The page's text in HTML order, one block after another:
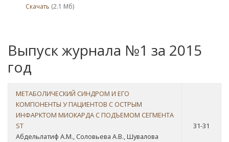
Скачать (2.1 Мб)
Выпуск журнала №1 за 2015
год
МЕТАБОЛИЧЕСКИЙ СИНДРОМ И ЕГО
КОМПОНЕНТЫ У ПАЦИЕНТОВ С ОСТРЫМ
ИНФАРКТОМ МИОКАРДА С ПОДЪЕМОМ СЕГМЕНТА
ST
Абдельлатиф А.М., Соловьева А.В., Шувалова
31-31